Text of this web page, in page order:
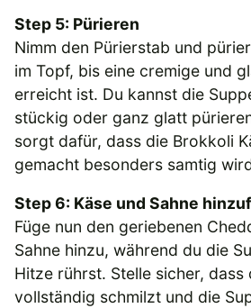
Step 5: Pürieren
Nimm den Pürierstab und
im Topf, bis eine cremige und
erreicht ist. Du kannst die
stückig oder ganz glatt
sorgt dafür, dass die Brokkoli
gemacht besonders samtig
Step 6: Käse und Sahne
Füge nun den geriebenen
Sahne hinzu, während du die
Hitze rührst. Stelle sicher, dass
vollständig schmilzt und die